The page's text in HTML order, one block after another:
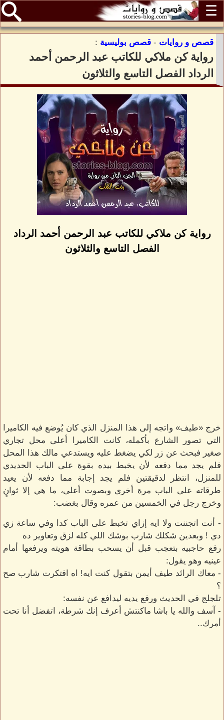
☰
قصص و روايات - قصص بوليسية :
رواية كن ملاكي للكاتب عبد الرحمن أحمد
الرداد الفصل التاسع والثلاثون
رواية كن ملاكي للكاتب عبد الرحمن أحمد الرداد
الفصل التاسع والثلاثون
خرج «طيف» واتجه إلى هذا المنزل الذي كان يُوضع فيه الكاميرا
التي تصور الشارع بأكمله، كانت الكاميرا أعلى محل تجاري
صغير فبحث عن زر لكي يضغط عليه ويستدعي مالك هذا المحل
فلم يجد مما دفعه لأن يخبط بيده بقوة على الباب الحديدي
للمنزل، انتظر لدقيقتين فلم يجد إجابة مما دفعه لأن يعيد
طرقاته على الباب مرة أخرى وبصوت أعلى، ما هي إلا ثوانٍ
وخرج رجل في الخمسين من عمره وقال بغضب:
- أنت اتجننت ولا ايه إزاي تخبط على الباب كدا وفي ساعة زي
دي ! وبعدين شكلك شارب بوشك اللي كله لزق وتعاوير ده
رفع حاجبيه بتعجب قبل أن يسحب بطاقة هويته ويرفعها أمام
عينيه وهو يقول:
- معاك الرائد طيف أيمن بتقول كنت ايه! اه افتكرت شارب صح
؟
تلجلج في الحديث ورفع يديه ليدافع عن نفسه:
- آسف والله يا باشا ماكنتش أعرف إنك شرطة، اتفضل أنا تحت
أمرك..